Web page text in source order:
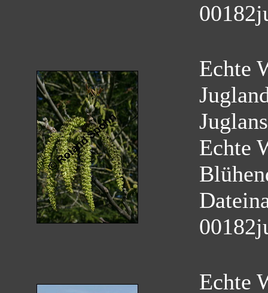
Echte
Echte
Echte